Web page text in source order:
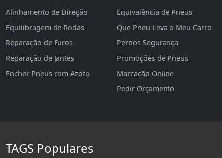
Alinhamento de Direção
Equilibragem de Rodas
Reparação de Furos
Reparação de Jantes
Encher Pneus com Azoto
Equivalência de Pneus
Que Pneu Leva o Meu Carro
Pernos Segurança
Promoções de Pneus
Marcação Online
Pedir Orçamento
TAGS Populares